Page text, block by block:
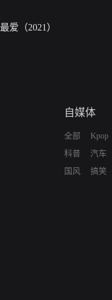
最爱（2021）
自媒体
全部
科普
国风
Kpop
汽车
搞笑